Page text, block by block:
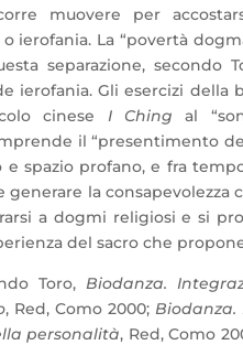
muovere per
o ierofania. La “povertà
separazione, secondo
ierofania. Gli esercizi della
cinese I Ching al
il “presentimento
e spazio profano, e fra
generare la
a dogmi religiosi e si
del sacro che
Toro,Biodanza.
, Red, Como 2000;Biodanza.
personalità, Red, Como